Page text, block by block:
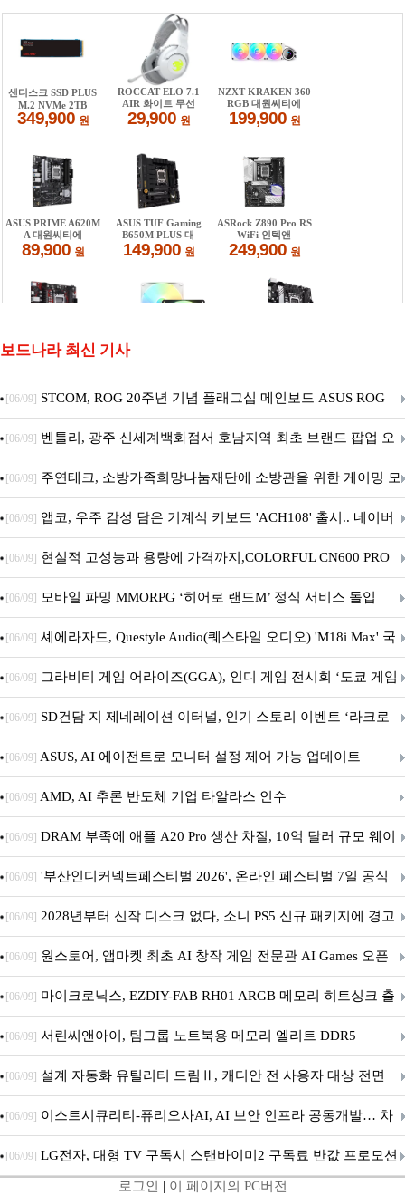
보드나라 최신 기사
[06/09] STCOM, ROG 20주년 기념 플래그십 메인보드 ASUS ROG
Crosshair X870E EDITION 20 국내 출시 예정
[06/09] 벤틀리, 광주 신세계백화점서 호남지역 최초 브랜드 팝업 오
픈
[06/09] 주연테크, 소방가족희망나눔재단에 소방관을 위한 게이밍 모
니터·스마트 펫 침대 기부
[06/09] 앱코, 우주 감성 담은 기계식 키보드 'ACH108' 출시.. 네이버
브랜드데이 기획전 진행
[06/09] 현실적 고성능과 용량에 가격까지,COLORFUL CN600 PRO
M.2 NVMe 디앤디컴 1TB
[06/09] 모바일 파밍 MMORPG ‘히어로 랜드M’ 정식 서비스 돌입
[06/09] 셰에라자드, Questyle Audio(퀘스타일 오디오) 'M18i Max' 국
내 정식 출시
[06/09] 그라비티 게임 어라이즈(GGA), 인디 게임 전시회 ‘도쿄 게임
던전 13’ 참가!
[06/09] SD건담 지 제네레이션 이터널, 인기 스토리 이벤트 ‘라크로
아의 용사’ 재개최 및 풍성한 기념 이벤트 실시!
[06/09] ASUS, AI 에이전트로 모니터 설정 제어 가능 업데이트
[06/09] AMD, AI 추론 반도체 기업 타알라스 인수
[06/09] DRAM 부족에 애플 A20 Pro 생산 차질, 10억 달러 규모 웨이
퍼 대기
[06/09] '부산인디커넥트페스티벌 2026', 온라인 페스티벌 7일 공식
개막... 22일간 진행
[06/09] 2028년부터 신작 디스크 없다, 소니 PS5 신규 패키지에 경고
문 추가
[06/09] 원스토어, 앱마켓 최초 AI 창작 게임 전문관 AI Games 오픈
[06/09] 마이크로닉스, EZDIY-FAB RH01 ARGB 메모리 히트싱크 출
시
[06/09] 서린씨앤아이, 팀그룹 노트북용 메모리 엘리트 DDR5
5600MHz 16GB 출시
[06/09] 설계 자동화 유틸리티 드림Ⅱ, 캐디안 전 사용자 대상 전면
무상 배포
[06/09] 이스트시큐리티-퓨리오사AI, AI 보안 인프라 공동개발… 차
세대 AI 보안 플랫폼 구축
[06/09] LG전자, 대형 TV 구독시 스탠바이미2 구독료 반값 프로모션
로그인 | 이 페이지의 PC버전